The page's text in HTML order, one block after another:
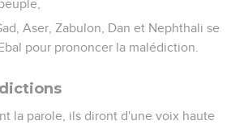
Aser, Zabulon, Dan et Nephthali se
pour prononcer la malédiction.
la parole, ils diront d'une voix haute